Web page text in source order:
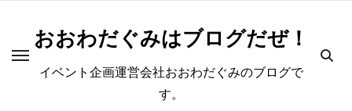
おおわだぐみはブログだぜ！
イベント企画運営会社おおわだぐみのブログで
す。